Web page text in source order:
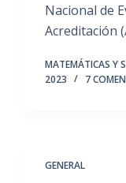
Nacional de
Acreditación
MATEMÁTICAS Y
2023
7
GENERAL